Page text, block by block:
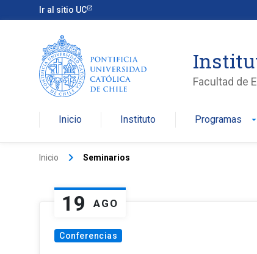
Ir al sitio UC
Facultad de
Inicio Instituto Programas arrow_drop_down
Inicio keyboard_arrow_right Seminarios
19 AGO
Conferencias